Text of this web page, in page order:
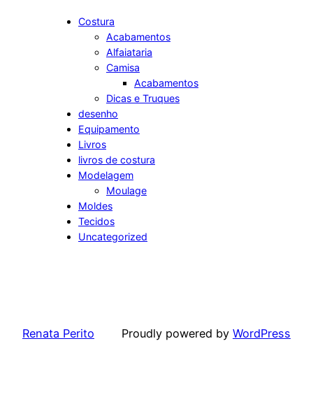
Costura
Acabamentos
Alfaiataria
Camisa
Acabamentos
Dicas e Truques
desenho
Equipamento
Livros
livros de costura
Modelagem
Moulage
Moldes
Tecidos
Uncategorized
Renata Perito Proudly powered by WordPress